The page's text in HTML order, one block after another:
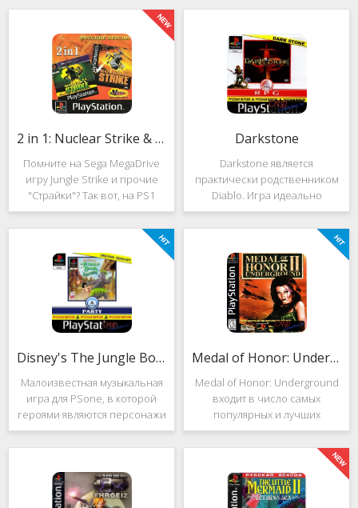
Saga рассказывает
классическую историю, в
которой идёт битва за
королевство Азерот в мире
Средневековья с
террористов и зомби. Здесь
народы объединяются в
борьбе с врагом, Земля
рушится, но
2 in 1: Nuclear Strike & Soviet Strike
Помните на Sega MegaDrive
игру Jungle Strike и прочие
"Страйки"? Так вот, на PS1
данная серия продолжила
своё существование. Вышло
ещё 2 "Страйка", где мы всё
так же управляем вертолётом
и уничтожаем
Darkstone
Darkstone является
практически родственником
Diablo. Игра идеально
подойдёт для тех, кто ищет
альтернативу последнему.
Несмотря на то, что эти 2
игры создавались разными
людьми, Darkstone имеет
общие
Disney's The Jungle Book: Groove Party
Малоизвестная музыкальная
игра для PSone, в которой
героями являются персонажи
"Книги джунглей". Это не
платформер и не Action.
оригинален. Перед стартом
вы будете выбирать песню.
Medal of Honor: Underground
Medal of Honor: Underground
входит в число самых
популярных и лучших
шутеров от первого лица для
Sony Playstation. Эта игра
посвящена Второй мировой
войне. Вы будете играть за
девушку Менон. Являясь